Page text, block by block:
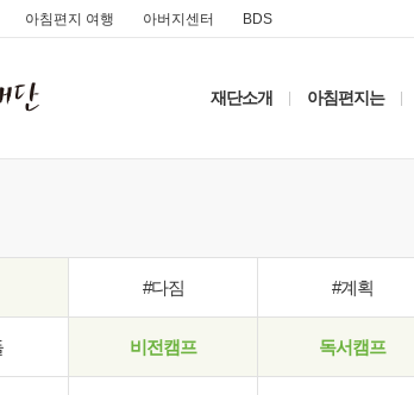
아침편지 여행 아버지센터 BDS
재단소개 아침편지는
#다짐 #계획
비전캠프 독서캠프